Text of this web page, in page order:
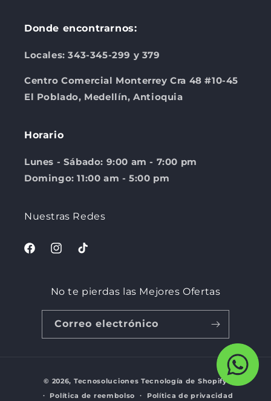
Donde encontrarnos:
Locales: 343-345-299 y 379
Centro Comercial Monterrey Cra 48 #10-45
El Poblado, Medellín, Antioquia
Horario
Lunes - Sábado: 9:00 am - 7:00 pm
Domingo: 11:00 am - 5:00 pm
Nuestras Redes
FacebookInstagram
TikTok
No te pierdas las Mejores Ofertas
Correo electrónico
© 2026, Tecnosoluciones Tecnología de Shopify
Política de reembolso
Política de privacidad